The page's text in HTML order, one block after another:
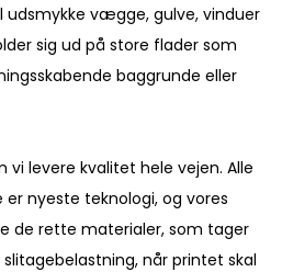
udsmykke vægge, gulve, vinduer
sig ud på store flader som
baggrunde eller
vi levere kvalitet hele vejen. Alle
nyeste teknologi, og vores
de rette materialer, som tager
når printet skal